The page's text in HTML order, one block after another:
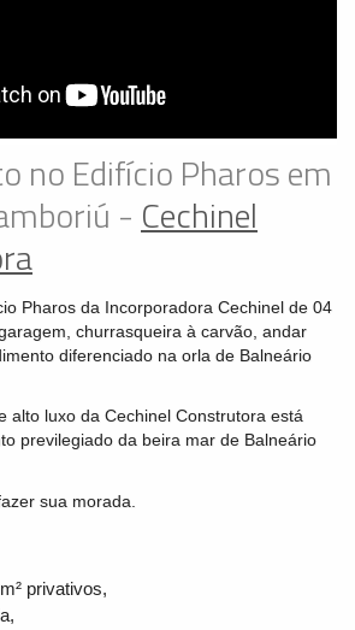
no Edifício Pharos em
- Cechinel
Pharos da Incorporadora Cechinel de 04
churrasqueira à carvão, andar
diferenciado na orla de Balneário
alto luxo da Cechinel Construtora está
previlegiado da beira mar de Balneário
sua morada.
privativos,